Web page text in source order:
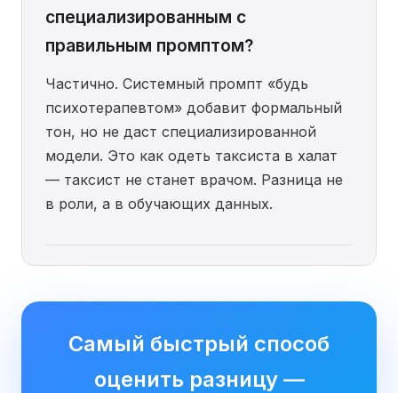
специализированным с
правильным промптом?
Частично. Системный промпт «будь
психотерапевтом» добавит формальный
тон, но не даст специализированной
модели. Это как одеть таксиста в халат
— таксист не станет врачом. Разница не
в роли, а в обучающих данных.
Самый быстрый способ
оценить разницу —